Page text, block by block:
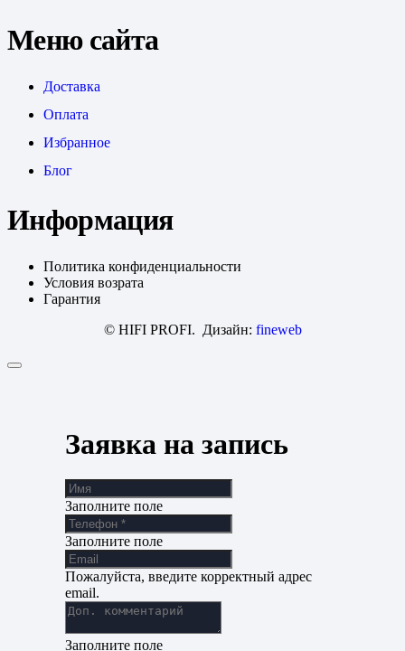
Меню сайта
Доставка
Оплата
Избранное
Блог
Информация
Политика конфиденциальности
Условия возрата
Гарантия
© HIFI PROFI. Дизайн: fineweb
Заявка на запись
Заполните поле
Заполните поле
Пожалуйста, введите корректный адрес
email.
Заполните поле